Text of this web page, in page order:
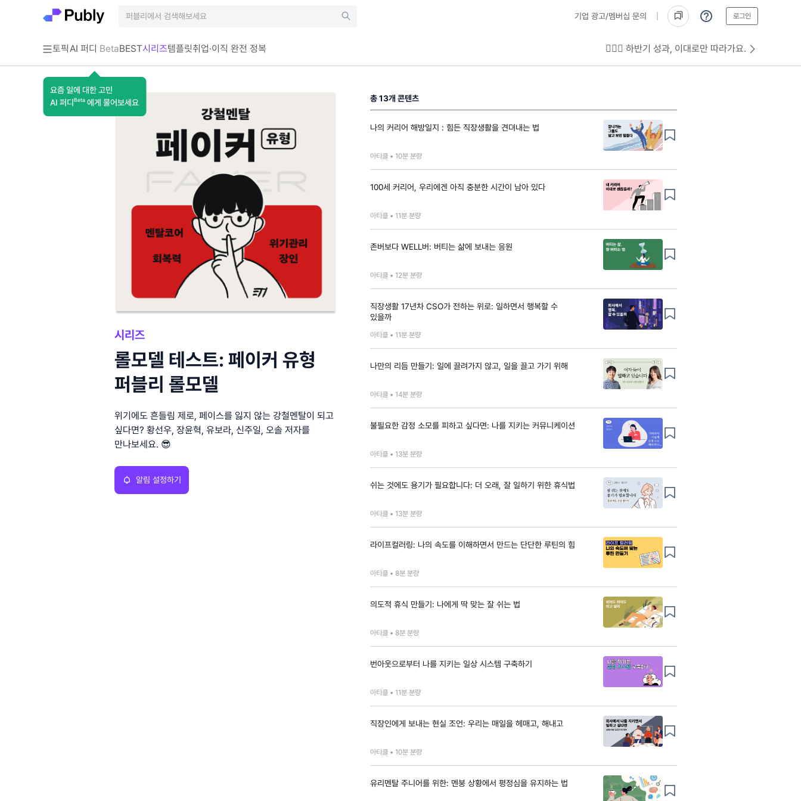
기업 광고/멤버십 문의 로그인
토픽AI 퍼디 Beta
요즘 일에 대한 고민
AI 퍼디 Beta 에게 물어보세요
BEST시리즈템플릿취업·이직 완전 정복 💁🏻‍♂️ 하반기 성과, 이대로만 따라가요.
시리즈
롤모델 테스트: 페이커 유형
퍼블리 롤모델
위기에도 흔들림 제로, 페이스를 잃지 않는 강철멘탈이 되고
싶다면? 황선우, 장윤혁, 유보라, 신주일, 오솔 저자를
만나보세요. 😎
알림 설정하기
총13개 콘텐츠
나의 커리어 해방일지 : 힘든 직장생활을 견뎌내는 법
아티클 •10분 분량
100세 커리어, 우리에겐 아직 충분한 시간이 남아 있다
아티클 •11분 분량
존버보다 WELL버: 버티는 삶에 보내는 응원
아티클 •12분 분량
직장생활 17년차 CSO가 전하는 위로: 일하면서 행복할 수
있을까
아티클 •11분 분량
나만의 리듬 만들기: 일에 끌려가지 않고, 일을 끌고 가기 위해
아티클 •14분 분량
불필요한 감정 소모를 피하고 싶다면: 나를 지키는 커뮤니케이션
아티클 •13분 분량
쉬는 것에도 용기가 필요합니다: 더 오래, 잘 일하기 위한 휴식법
아티클 •13분 분량
라이프컬러링: 나의 속도를 이해하면서 만드는 단단한 루틴의 힘
아티클 •8분 분량
의도적 휴식 만들기: 나에게 딱 맞는 잘 쉬는 법
아티클 •8분 분량
번아웃으로부터 나를 지키는 일상 시스템 구축하기
아티클 •11분 분량
직장인에게 보내는 현실 조언: 우리는 매일을 헤매고, 해내고
아티클 •10분 분량
유리멘탈 주니어를 위한: 멘붕 상황에서 평정심을 유지하는 법